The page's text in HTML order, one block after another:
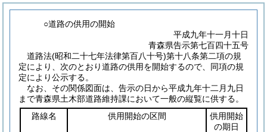
○道路の供用の開始
平成九年十一月十日
青森県告示第七百四十五号
道路法(昭和二十七年法律第百八十号)第十八条第二項の規
定により、次のとおり道路の供用を開始するので、同項の規
定により公示する。
なお、その関係図面は、告示の日から平成九年十二月九日
まで青森県土木部道路維持課において一般の縦覧に供する。
路線名
供用開始の区間
供用開始
の期日